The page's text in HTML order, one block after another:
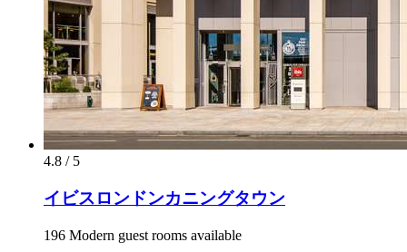
4.8 / 5
イビスロンドンカニングタウン
196 Modern guest rooms available